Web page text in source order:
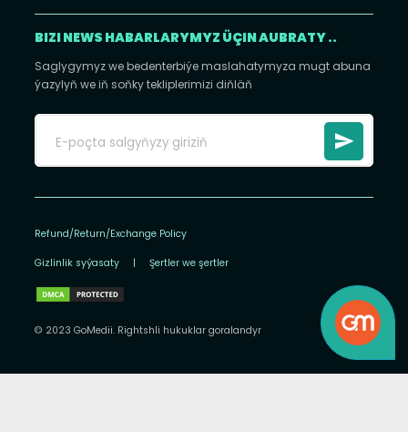
BIZI NEWS HABARLARYMYZ ÜÇIN AUBRATY ..
Saglygymyz we bedenterbiýe maslahatymyza mugt abuna
ýazylyň we iň soňky tekliplerimizi diňläň
Refund/Return/Exchange Policy
Gizlinlik syýasaty | Şertler we şertler
© 2023 GoMedii. Rightshli hukuklar goralandyr